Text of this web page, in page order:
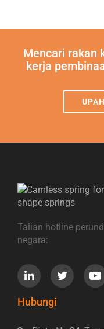
Mencari rakan
kerja
Talian hotline
negara:
Hubungi